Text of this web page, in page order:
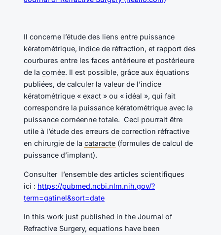
Il concerne l’étude des liens entre puissance
kératométrique, indice de réfraction, et rapport des
courbures entre les faces antérieure et postérieure
de la cornée. Il est possible, grâce aux équations
publiées, de calculer la valeur de l’indice
kératométrique « exact » ou « idéal », qui fait
correspondre la puissance kératométrique avec la
puissance cornéenne totale. Ceci pourrait être
utile à l’étude des erreurs de correction réfractive
en chirurgie de la cataracte (formules de calcul de
puissance d’implant).
Consulter l’ensemble des articles scientifiques
ici : https://pubmed.ncbi.nlm.nih.gov/?
term=gatinel&sort=date
In this work just published in the Journal of
Refractive Surgery, equations have been